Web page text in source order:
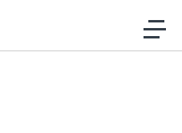
al contenido